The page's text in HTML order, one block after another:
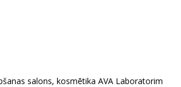
salons, kosmētika AVA Laboratorim